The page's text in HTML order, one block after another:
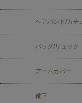
ヘアバンド/カチ
バッグ/リュック
アームカバー
靴下